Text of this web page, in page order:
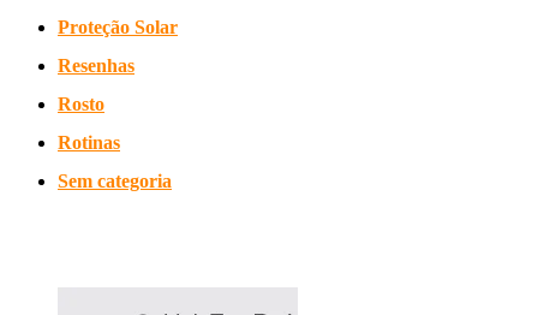
Proteção Solar
Resenhas
Rosto
Rotinas
Sem categoria